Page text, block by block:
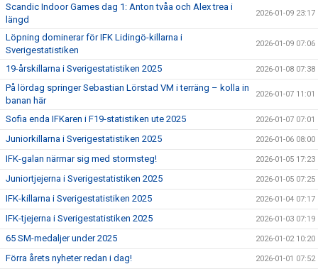
Scandic Indoor Games dag 1: Anton tvåa och Alex trea i
längd
2026-01-09 23:17
Löpning dominerar för IFK Lidingö-killarna i
Sverigestatistiken
2026-01-09 07:06
19-årskillarna i Sverigestatistiken 2025 2026-01-08 07:38
På lördag springer Sebastian Lörstad VM i terräng – kolla in
banan här
2026-01-07 11:01
Sofia enda IFKaren i F19-statistiken ute 2025 2026-01-07 07:01
Juniorkillarna i Sverigestatistiken 2025 2026-01-06 08:00
IFK-galan närmar sig med stormsteg! 2026-01-05 17:23
Juniortjejerna i Sverigestatistiken 2025 2026-01-05 07:25
IFK-killarna i Sverigestatistiken 2025 2026-01-04 07:17
IFK-tjejerna i Sverigestatistiken 2025 2026-01-03 07:19
65 SM-medaljer under 2025 2026-01-02 10:20
Förra årets nyheter redan i dag! 2026-01-01 07:52